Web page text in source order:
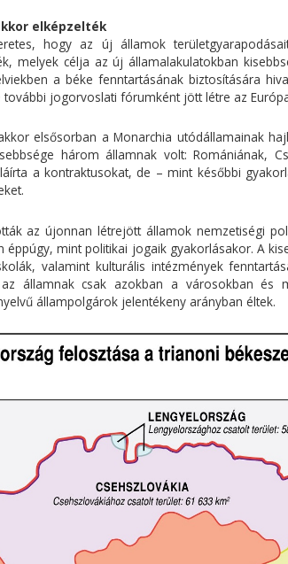
elképzelték
hogy az új államok
melyek célja az új államalakulatokban
a béke fenntartásának biztosítására
jogorvoslati fórumként jött létre az
elsősorban a Monarchia utódállamainak
három államnak volt: Romániának,
a kontraktusokat, de – mint későbbi
az újonnan létrejött államok nemzetiségi
éppúgy, mint politikai jogaik gyakorlásakor. A
valamint kulturális intézmények
államnak csak azokban a városokban és
állampolgárok jelentékeny arányban éltek.